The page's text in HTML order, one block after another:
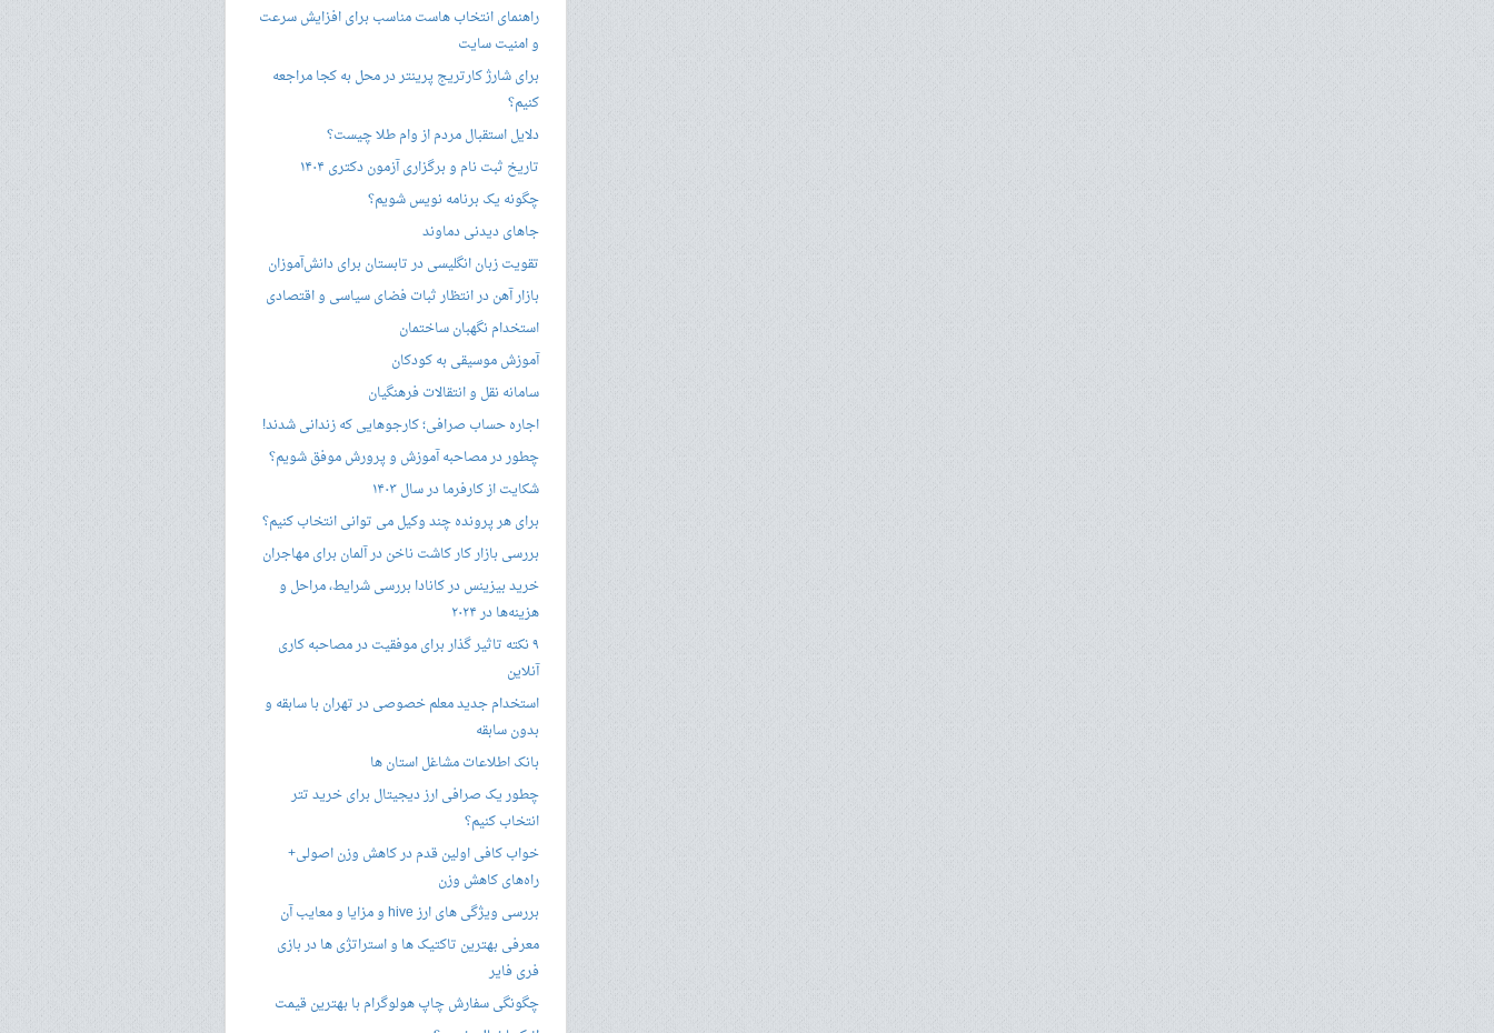
راهنمای انتخاب هاست مناسب برای افزایش سرعت
و امنیت سایت
برای شارژ کارتریج پرینتر در محل به کجا مراجعه
کنیم؟
دلایل استقبال مردم از وام طلا چیست؟
تاریخ ثبت نام و برگزاری آزمون دکتری ۱۴۰۴
چگونه یک برنامه نویس شویم؟
جاهای دیدنی دماوند
تقویت زبان انگلیسی در تابستان برای دانش‌آموزان
بازار آهن در انتظار ثبات فضای سیاسی و اقتصادی
استخدام نگهبان ساختمان
آموزش موسیقی به کودکان
سامانه نقل و انتقالات فرهنگیان
اجاره حساب صرافی؛ کارجوهایی که زندانی شدند!
چطور در مصاحبه‌ آموزش و پرورش موفق شویم؟
شکایت از کارفرما در سال ۱۴۰۳
برای هر پرونده چند وکیل می توانی انتخاب کنیم؟
بررسی بازار کار کاشت ناخن در آلمان برای مهاجران
خرید بیزینس در کانادا بررسی شرایط، مراحل و
هزینه‌ها در ۲۰۲۴
۹ نکته تاثیر گذار برای موفقیت در مصاحبه کاری
آنلاین
استخدام جدید معلم خصوصی در تهران با سابقه و
بدون سابقه
بانک اطلاعات مشاغل استان ها
چطور یک صرافی ارز دیجیتال برای خرید تتر
انتخاب کنیم؟
خواب کافی اولین قدم در کاهش وزن اصولی+
راه‌های کاهش وزن
بررسی ویژگی های ارز hive و مزایا و معایب آن
معرفی بهترین تاکتیک ها و استراتژی ها در بازی
فری فایر
چگونگی سفارش چاپ هولوگرام با بهترین قیمت